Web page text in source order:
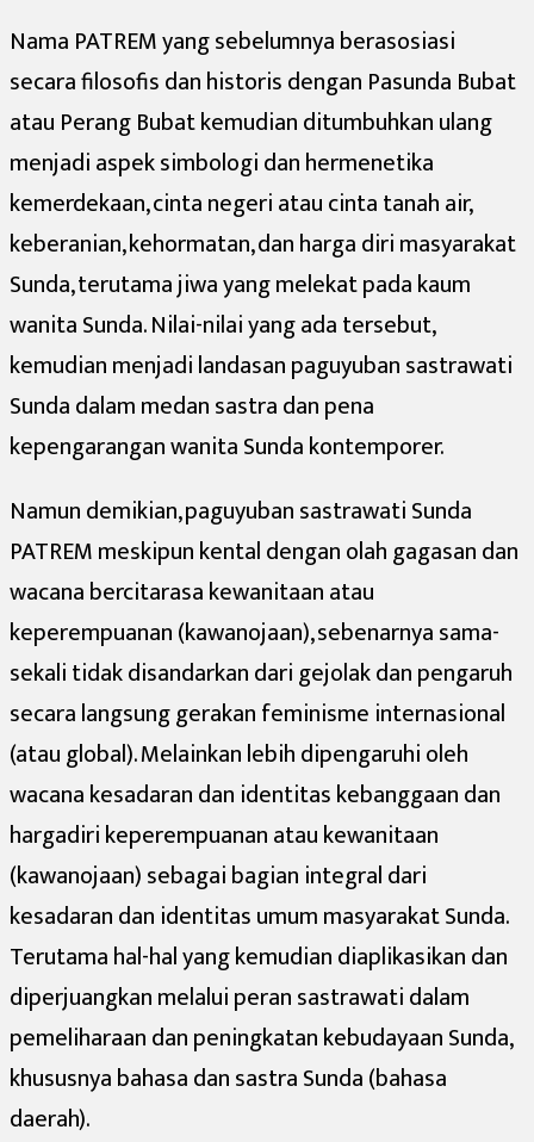
Nama PATREM yang sebelumnya berasosiasi
secara filosofis dan historis dengan Pasunda Bubat
atau Perang Bubat kemudian ditumbuhkan ulang
menjadi aspek simbologi dan hermenetika
kemerdekaan, cinta negeri atau cinta tanah air,
keberanian, kehormatan, dan harga diri masyarakat
Sunda, terutama jiwa yang melekat pada kaum
wanita Sunda. Nilai-nilai yang ada tersebut,
kemudian menjadi landasan paguyuban sastrawati
Sunda dalam medan sastra dan pena
kepengarangan wanita Sunda kontemporer.
Namun demikian, paguyuban sastrawati Sunda
PATREM meskipun kental dengan olah gagasan dan
wacana bercitarasa kewanitaan atau
keperempuanan (kawanojaan), sebenarnya sama-
sekali tidak disandarkan dari gejolak dan pengaruh
secara langsung gerakan feminisme internasional
(atau global). Melainkan lebih dipengaruhi oleh
wacana kesadaran dan identitas kebanggaan dan
hargadiri keperempuanan atau kewanitaan
(kawanojaan) sebagai bagian integral dari
kesadaran dan identitas umum masyarakat Sunda.
Terutama hal-hal yang kemudian diaplikasikan dan
diperjuangkan melalui peran sastrawati dalam
pemeliharaan dan peningkatan kebudayaan Sunda,
khususnya bahasa dan sastra Sunda (bahasa
daerah).